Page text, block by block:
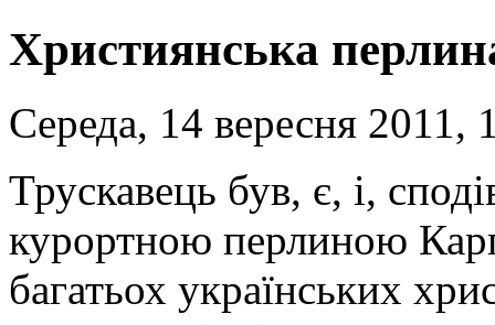
Християнська
Середа, 14 вересня 2011,
Трускавець був, є, і,
курортною перлиною
багатьох українських